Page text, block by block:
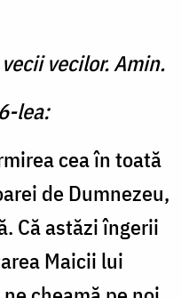
vecilor. Amin.
lea:
cea în toată
de Dumnezeu,
Că astăzi îngerii
Maicii lui